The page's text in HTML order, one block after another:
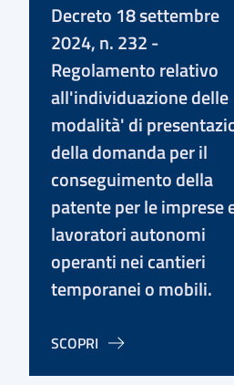
Decreto 18 settembre
2024, n. 232 -
Regolamento relativo
all'individuazione delle
modalità' di
della domanda per il
conseguimento della
patente per le imprese
lavoratori autonomi
operanti nei cantieri
temporanei o mobili.
SCOPRI